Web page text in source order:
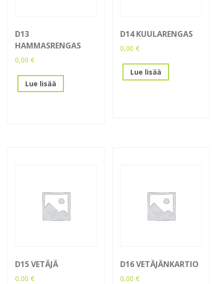
D13
HAMMASRENGAS
0,00 €
Lue lisää
D14 KUULARENGAS
0,00€
Lue lisää
D15 VETÄJÄ
0,00 €
D16 VETÄJÄNKARTIO
0,00€